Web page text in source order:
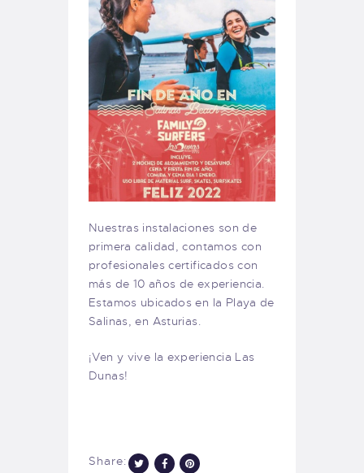
Nuestras instalaciones son de
primera calidad, contamos con
profesionales certificados con
más de 10 años de experiencia.
Estamos ubicados en la Playa de
Salinas, en Asturias.
¡Ven y vive la experiencia Las
Dunas!
Share: